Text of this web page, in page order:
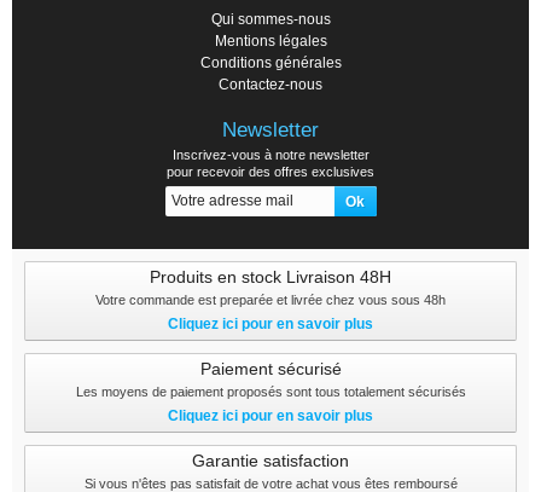
Qui sommes-nous
Mentions légales
Conditions générales
Contactez-nous
Newsletter
Inscrivez-vous à notre newsletter
pour recevoir des offres exclusives
Produits en stock Livraison 48H
Votre commande est preparée et livrée chez vous sous 48h
Cliquez ici pour en savoir plus
Paiement sécurisé
Les moyens de paiement proposés sont tous totalement sécurisés
Cliquez ici pour en savoir plus
Garantie satisfaction
Si vous n'êtes pas satisfait de votre achat vous êtes remboursé